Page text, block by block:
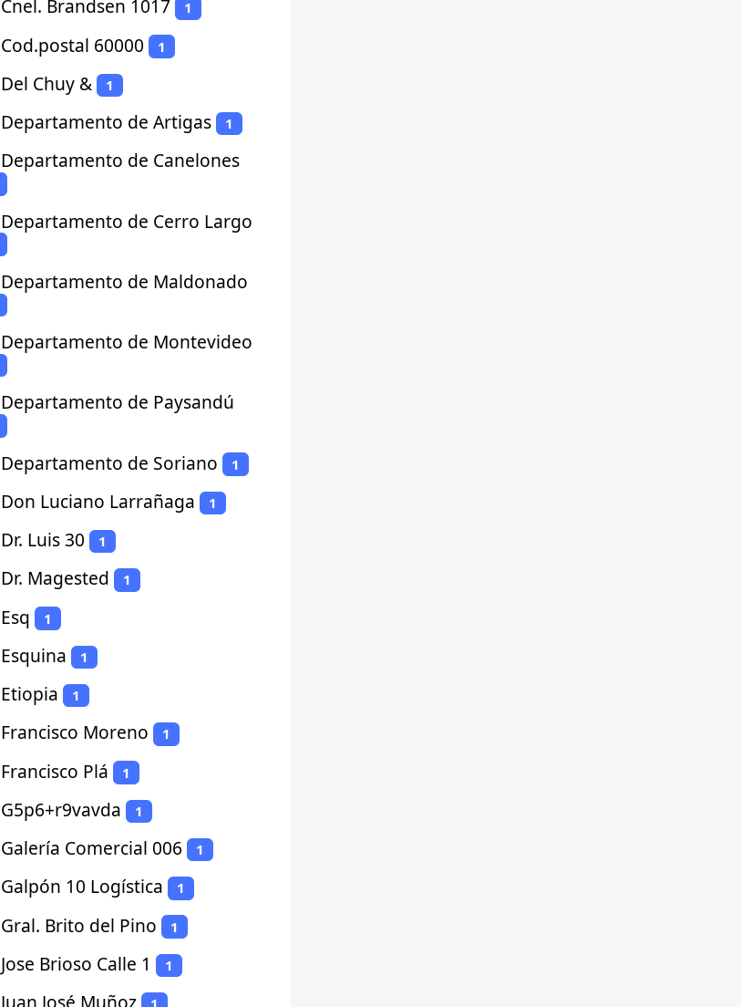
Cnel. Brandsen 1017 1
Cod.postal 60000 1
Del Chuy & 1
Departamento de Artigas 1
Departamento de Canelones
Departamento de Cerro Largo
Departamento de Maldonado
Departamento de Montevideo
Departamento de Paysandú
Departamento de Soriano 1
Don Luciano Larrañaga 1
Dr. Luis 30 1
Dr. Magested 1
Esq 1
Esquina 1
Etiopia 1
Francisco Moreno 1
Francisco Plá 1
G5p6+r9vavda 1
Galería Comercial 006 1
Galpón 10 Logística 1
Gral. Brito del Pino 1
Jose Brioso Calle 1 1
Juan José Muñoz